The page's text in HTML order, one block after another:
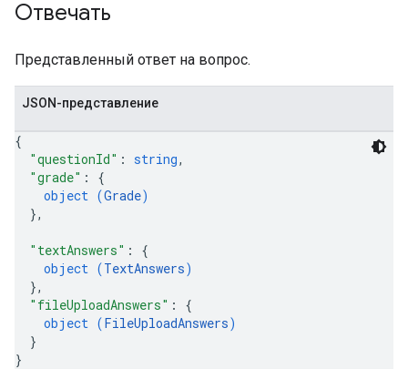
Отвечать
Представленный ответ на вопрос.
JSON-представление
{
"questionId" : string,
"grade" : {
object (Grade)
},
"textAnswers" : {
object (TextAnswers)
},
"fileUploadAnswers" : {
object (FileUploadAnswers)
}
}